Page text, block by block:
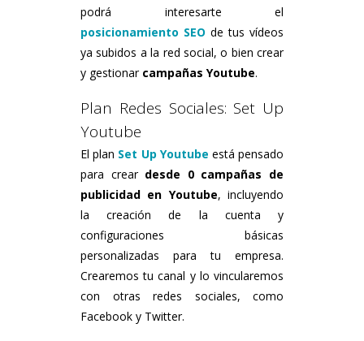
podrá interesarte el
posicionamiento SEO de tus vídeos
ya subidos a la red social, o bien crear
y gestionar campañas Youtube.
Plan Redes Sociales: Set Up
Youtube
El plan Set Up Youtube está pensado
para crear desde 0 campañas de
publicidad en Youtube, incluyendo
la creación de la cuenta y
configuraciones básicas
personalizadas para tu empresa.
Crearemos tu canal y lo vincularemos
con otras redes sociales, como
Facebook y Twitter.